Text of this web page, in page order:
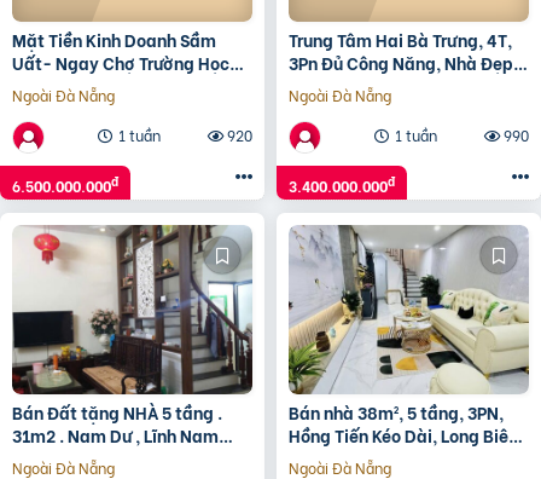
Mặt Tiền Kinh Doanh Sầm
Uất- Ngay Chợ Trường Học
Ttvh – 48M2 – Gò Vấp – Chỉ
Nhỉnh 6 Tỷ
Ngoài Đà Nẵng
1 tuần
920
6.500.000.000đ
Trung Tâm Hai Bà Trưng, 4T,
3Pn Đủ Công Năng, Nhà Đẹp,
Ở Ngay, Chỉ 3.4 Tỷ
Ngoài Đà Nẵng
1 tuần
990
3.400.000.000đ
Bán Đất tặng NHÀ 5 tầng .
31m2 . Nam Dư , Lĩnh Nam
5,7tỷ
Ngoài Đà Nẵng
Bán nhà 38m², 5 tầng, 3PN,
Hồng Tiến Kéo Dài, Long Biên,
5.5 tỷ, sổ đỏ
Ngoài Đà Nẵng